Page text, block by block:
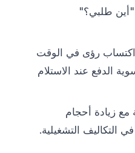
"أين طلبي؟"
اكتساب رؤى في الوقت
الدفع عند الاستلام
مع زيادة أحجام
التكاليف التشغيلية.